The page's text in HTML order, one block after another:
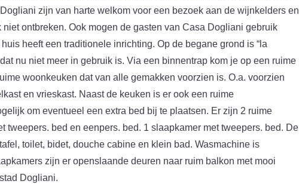
zijn van harte welkom voor een bezoek aan de wijnkelders en
ontbreken. Ook mogen de gasten van Casa Dogliani gebruik
heeft een traditionele inrichting. Op de begane grond is “la
nu niet meer in gebruik is. Via een binnentrap kom je op een ruime
woonkeuken dat van alle gemakken voorzien is. O.a. voorzien
en vrieskast. Naast de keuken is er ook een ruime
om eventueel een extra bed bij te plaatsen. Er zijn 2 ruime
tweepers. bed en eenpers. bed. 1 slaapkamer met tweepers. bed. De
toilet, bidet, douche cabine en klein bad. Wasmachine is
zijn er openslaande deuren naar ruim balkon met mooi
Dogliani.